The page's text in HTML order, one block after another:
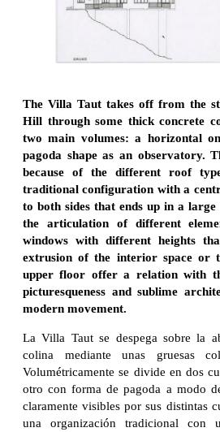
The Villa Taut takes off from the
Hill through some thick concrete
two main volumes: a horizontal
pagoda shape as an observatory.
because of the different roof
traditional configuration with a
to both sides that ends up in a
the articulation of different
windows with different heights
extrusion of the interior space or
upper floor offer a relation with
picturesqueness and sublime
modern movement.
La Villa Taut se despega sobre la
colina mediante unas gruesas
Volumétricamente se divide en dos
otro con forma de pagoda a modo
claramente visibles por sus distintas
una organización tradicional con